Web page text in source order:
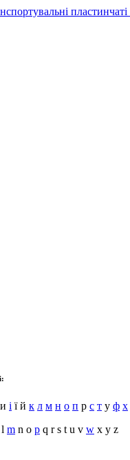
и і ї й к л м н о п р с т у ф х
m n o p q r s t u v w x y z